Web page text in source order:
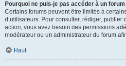
Pourquoi ne puis-je pas accéder à un forum
Certains forums peuvent être limités à
d’utilisateurs. Pour consulter, rédiger, publier
action, vous avez besoin des permissions
modérateur ou un administrateur du forum
Haut